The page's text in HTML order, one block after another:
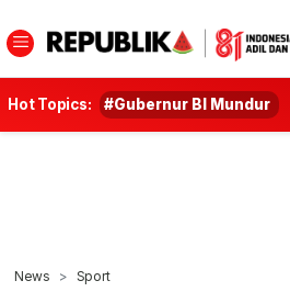
Hot Topics: #Gubernur BI Mundur
News Sport